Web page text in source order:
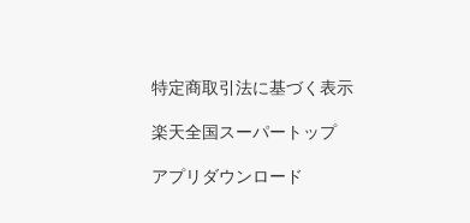
特定商取引法に基づく表示
楽天全国スーパートップ
アプリダウンロード